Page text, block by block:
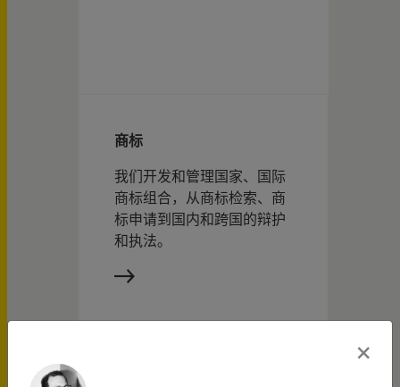
商标
我们开发和管理国家、国际
商标组合，从商标检索、商
标申请到国内和跨国的辩护
和执法。
×